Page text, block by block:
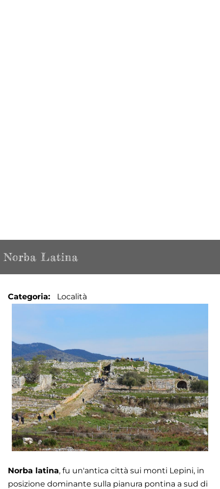
Norba Latina
Categoria Località
Norba latina, fu un'antica città sui monti Lepini, in
posizione dominante sulla pianura pontina a sud di